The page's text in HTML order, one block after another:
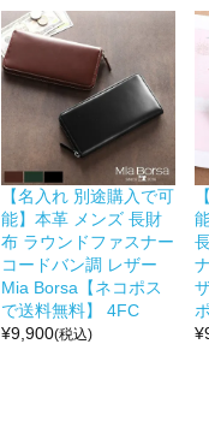
【名入れ 別途購入で可
能】本革 メンズ 長財
布 ラウンドファスナー
コードバン調 レザー
Mia Borsa【ネコポス
で送料無料】 4FC
¥9,900(税込)
¥